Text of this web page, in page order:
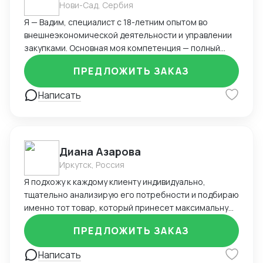
Нови-Сад, Сербия
Я — Вадим, специалист с 18-летним опытом во
внешнеэкономической деятельности и управлении
закупками. Основная моя компетенция — полный
цикл работы с зарубежными поставщиками, в первую
очередь из Китая, включая поиск, переговоры,
организацию логистики и таможенного оформления.
Ключевые навыки и достижения: Организовывал
доставки. Запускал более 20 товаров под
собственным брендом на маркетплейсах Ozon и
Wildberries. Контролировал бюджет закупок до 350
000 $ в год, оптимизируя расходы и условия
предоплаты. Вёл сопровождение сертификации
продукции, претензионную работу и возвраты.
Управлял складскими остатками и рассчитывал
оптимальные объёмы закупок, обеспечивая
оборачиваемость и минимизацию out-of-stock.
Уверенно работаю с ВЭД-документацией,
Написать
ПРЕДЛОЖИТЬ ЗАКАЗ
Диана Азарова
Иркутск, Россия
Я подхожу к каждому клиенту индивидуально,
тщательно анализирую его потребности и подбираю
именно тот товар, который принесет максимальную
прибыль. Мой опыт позволяет мне не только
находить лучшие предложения, но и обеспечивать
полное сопровождение сделки – от первого
контакта с поставщиком до доставки товара в ваш
Написать
ПРЕДЛОЖИТЬ ЗАКАЗ